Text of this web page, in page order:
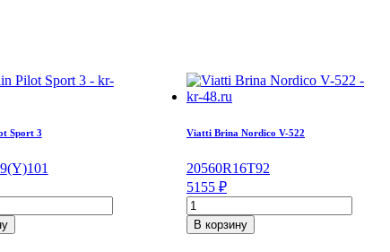
Sport 3
(Y)101
Viatti Brina Nordico V-522
20560R16T92
5155 ₽
Количество
товара
Viatti
В корзину